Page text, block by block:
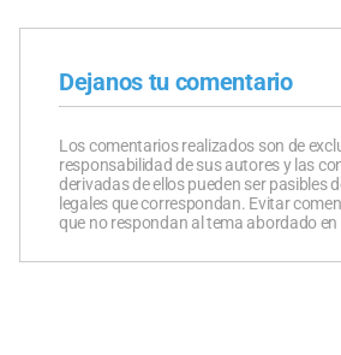
Dejanos tu comentario
Los comentarios realizados son de
responsabilidad de sus autores y las
derivadas de ellos pueden ser pasibles
legales que correspondan. Evitar
que no respondan al tema abordado